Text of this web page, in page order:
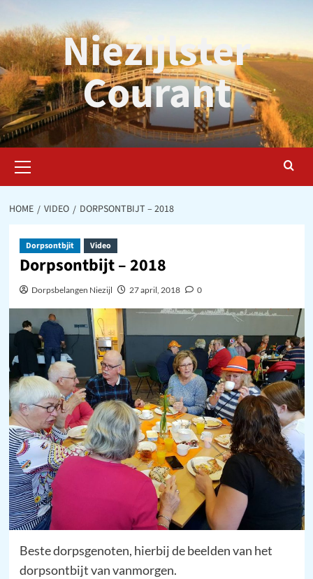
naar
de
inhoud
Niezijlster
Courant
menu
HOME VIDEO DORPSONTBIJT – 2018
Dorpsontbjit Video
Dorpsontbijt – 2018
Dorpsbelangen Niezijl 27 april, 2018 0
Beste dorpsgenoten, hierbij de beelden van het
dorpsontbijt van vanmorgen.